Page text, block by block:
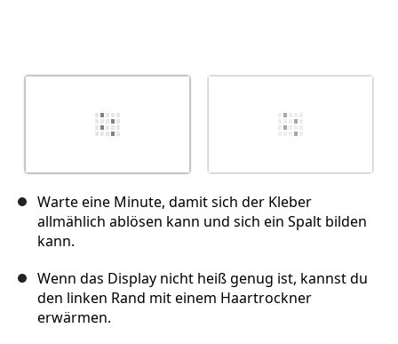
Warte eine Minute, damit sich der Kleber
allmählich ablösen kann und sich ein Spalt bilden
kann.
Wenn das Display nicht heiß genug ist, kannst du
den linken Rand mit einem Haartrockner
erwärmen.